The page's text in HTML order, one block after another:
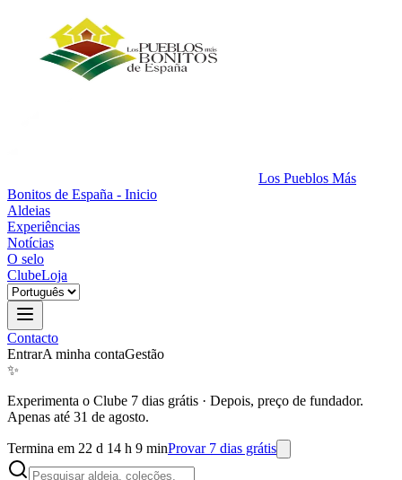
Los Pueblos Más
Bonitos de España - Inicio
Aldeias
Experiências
Notícias
O selo
ClubeLoja
Contacto
EntrarA minha contaGestão
✨
Experimenta o Clube 7 dias grátis · Depois, preço de fundador.
Apenas até 31 de agosto.
Termina em 22 d 14 h 9 minProvar 7 dias grátis